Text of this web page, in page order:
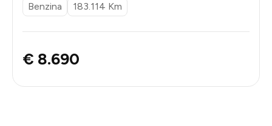
Benzina
183.114 Km
€ 8.690